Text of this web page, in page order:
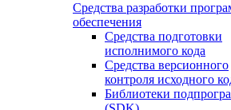
Средства разработки
обеспечения
Средства подготовки
исполнимого кода
Средства версионного
контроля исходного
Библиотеки